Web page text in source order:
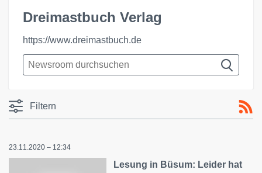
Dreimastbuch Verlag
https://www.dreimastbuch.de
Filtern
23.11.2020 – 12:34
Lesung in Büsum: Leider hat